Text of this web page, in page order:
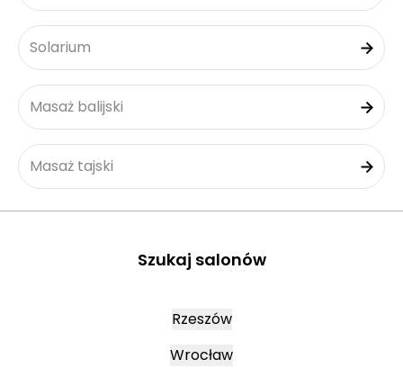
Solarium
Masaż balijski
Masaż tajski
Szukaj salonów
Rzeszów
Wrocław